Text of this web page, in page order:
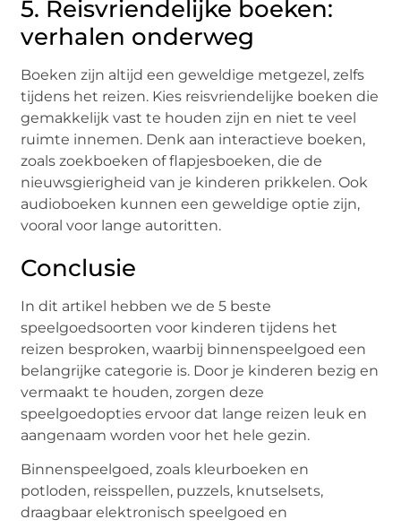
5. Reisvriendelijke boeken:
verhalen onderweg
Boeken zijn altijd een geweldige metgezel, zelfs
tijdens het reizen. Kies reisvriendelijke boeken die
gemakkelijk vast te houden zijn en niet te veel
ruimte innemen. Denk aan interactieve boeken,
zoals zoekboeken of flapjesboeken, die de
nieuwsgierigheid van je kinderen prikkelen. Ook
audioboeken kunnen een geweldige optie zijn,
vooral voor lange autoritten.
Conclusie
In dit artikel hebben we de 5 beste
speelgoedsoorten voor kinderen tijdens het
reizen besproken, waarbij binnenspeelgoed een
belangrijke categorie is. Door je kinderen bezig en
vermaakt te houden, zorgen deze
speelgoedopties ervoor dat lange reizen leuk en
aangenaam worden voor het hele gezin.
Binnenspeelgoed, zoals kleurboeken en
potloden, reisspellen, puzzels, knutselsets,
draagbaar elektronisch speelgoed en